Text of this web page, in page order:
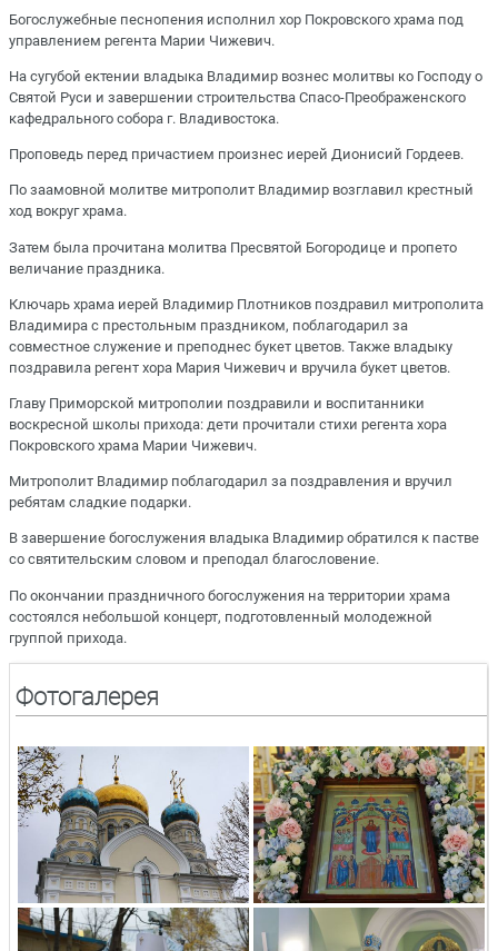
Богослужебные песнопения исполнил хор Покровского храма под
управлением регента Марии Чижевич.
На сугубой ектении владыка Владимир вознес молитвы ко Господу о
Святой Руси и завершении строительства Спасо-Преображенского
кафедрального собора г. Владивостока.
Проповедь перед причастием произнес иерей Дионисий Гордеев.
По заамовной молитве митрополит Владимир возглавил крестный
ход вокруг храма.
Затем была прочитана молитва Пресвятой Богородице и пропето
величание праздника.
Ключарь храма иерей Владимир Плотников поздравил митрополита
Владимира с престольным праздником, поблагодарил за
совместное служение и преподнес букет цветов. Также владыку
поздравила регент хора Мария Чижевич и вручила букет цветов.
Главу Приморской митрополии поздравили и воспитанники
воскресной школы прихода: дети прочитали стихи регента хора
Покровского храма Марии Чижевич.
Митрополит Владимир поблагодарил за поздравления и вручил
ребятам сладкие подарки.
В завершение богослужения владыка Владимир обратился к пастве
со святительским словом и преподал благословение.
По окончании праздничного богослужения на территории храма
состоялся небольшой концерт, подготовленный молодежной
группой прихода.
Фотогалерея